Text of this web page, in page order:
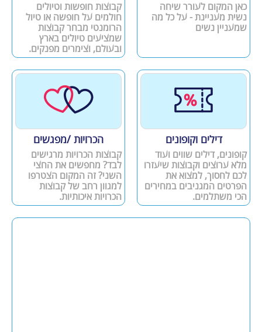
כאן המקום לעורר שיחה
נשית מעניינת - על כל מה
שמעניין נשים
קבוצות חופשות וטיולים
חולמים על חופשה או טיול
הרומנטי מבחר קבוצות
שמציעים טיולים בארץ
ובעולם, וצימרים מפנקים.
דילים וקופונים
קופונים, דילים שווים ועוד
מלא ערוצים וקבוצות שיעזרו
לכם לחסוך, למצוא את
הפרטים המגניבים במחירים
הכי משתלמים.
הכרויות /מפגשים
קבוצות הכרויות מרגישים
לבד? מחפשים את החצי
השני? זה המקום הצטרפו
למגוון רחב של קבוצות
הכרויות איכותיות.